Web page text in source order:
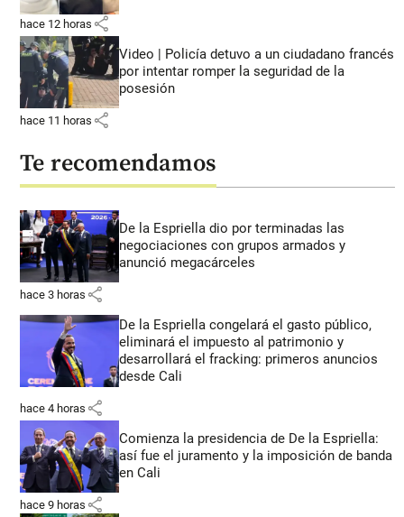
hace 12 horas share
Video | Policía detuvo a un ciudadano francés
por intentar romper la seguridad de la
posesión
hace 11 horas share
Te recomendamos
De la Espriella dio por terminadas las
negociaciones con grupos armados y
anunció megacárceles
hace 3 horas share
De la Espriella congelará el gasto público,
eliminará el impuesto al patrimonio y
desarrollará el fracking: primeros anuncios
desde Cali
hace 4 horas share
Comienza la presidencia de De la Espriella:
así fue el juramento y la imposición de banda
en Cali
hace 9 horas share